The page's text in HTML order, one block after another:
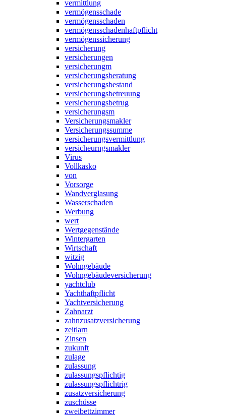
vermittlung
vermögensschade
vermögensschaden
vermögensschadenhaftpflicht
vermögenssicherung
versicherung
versicherungen
versicherungm
versicherungsberatung
versicherungsbestand
versicherungsbetreuung
versicherungsbetrug
versicherungsm
Versicherungsmakler
Versicherungssumme
versicherungsvermittlung
versicheurngsmakler
Virus
Vollkasko
von
Vorsorge
Wandverglasung
Wasserschaden
Werbung
wert
Wertgegenstände
Wintergarten
Wirtschaft
witzig
Wohngebäude
Wohngebäudeversicherung
yachtclub
Yachthaftpflicht
Yachtversicherung
Zahnarzt
zahnzusatzversicherung
zeitlarn
Zinsen
zukunft
zulage
zulassung
zulassungspflichtig
zulassungspflichtrig
zusatzversicherung
zuschüsse
zweibettzimmer